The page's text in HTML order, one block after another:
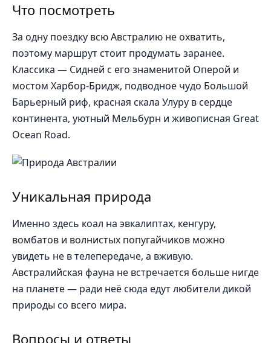
Что посмотреть
За одну поездку всю Австралию не охватить,
поэтому маршрут стоит продумать заранее.
Классика — Сидней с его знаменитой Оперой и
мостом Харбор-Бридж, подводное чудо Большой
Барьерный риф, красная скала Улуру в сердце
континента, уютный Мельбурн и живописная Great
Ocean Road.
Уникальная природа
Именно здесь коал на эвкалиптах, кенгуру,
вомбатов и волнистых попугайчиков можно
увидеть не в телепередаче, а вживую.
Австралийская фауна не встречается больше нигде
на планете — ради неё сюда едут любители дикой
природы со всего мира.
Вопросы и ответы